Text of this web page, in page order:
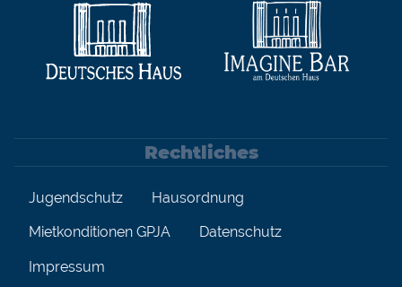
Rechtliches
Jugendschutz Hausordnung
Mietkonditionen GPJA Datenschutz
Impressum